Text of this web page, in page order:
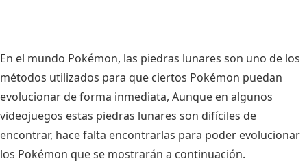
En el mundo Pokémon, las piedras lunares son uno de los
métodos utilizados para que ciertos Pokémon puedan
evolucionar de forma inmediata, Aunque en algunos
videojuegos estas piedras lunares son difíciles de
encontrar, hace falta encontrarlas para poder evolucionar
los Pokémon que se mostrarán a continuación.